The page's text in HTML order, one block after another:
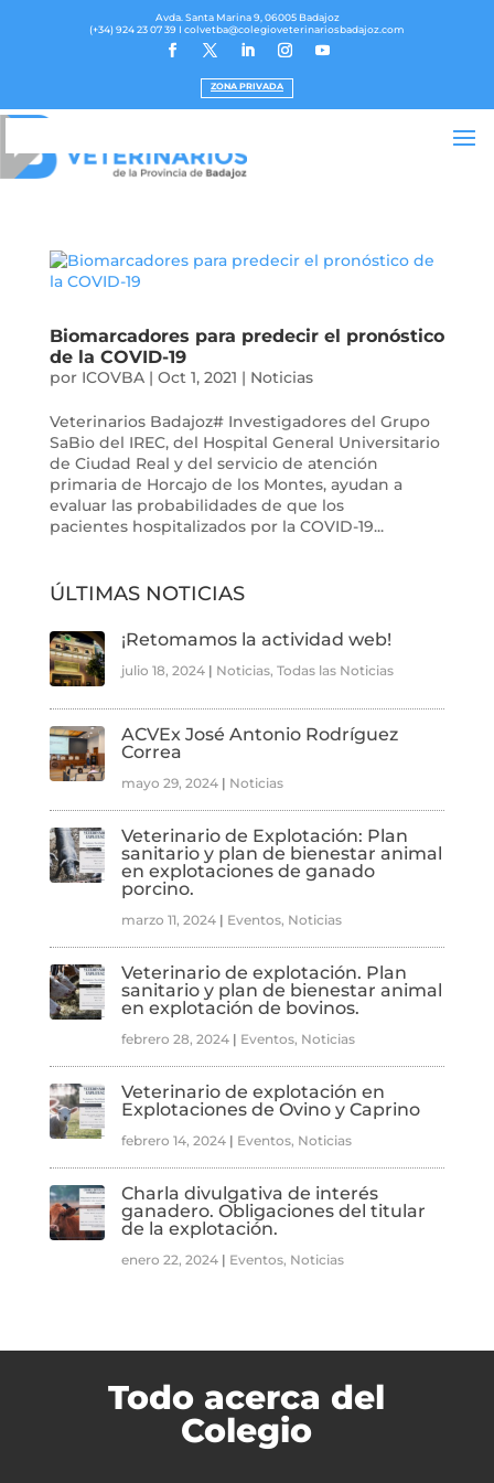
Avda. Santa Marina 9, 06005 Badajoz
(+34) 924 23 07 39 I colvetba@colegioveterinariosbadajoz.com
ZONA PRIVADA
Biomarcadores para predecir el pronóstico
de la COVID-19
por ICOVBA| Oct 1, 2021 | Noticias
Veterinarios Badajoz# Investigadores del Grupo
SaBio del IREC, del Hospital General Universitario
de Ciudad Real y del servicio de atención
primaria de Horcajo de los Montes, ayudan a
evaluar las probabilidades de que los
pacientes hospitalizados por la COVID-19...
ÚLTIMAS NOTICIAS
¡Retomamos la actividad web!
julio 18, 2024| Noticias, Todas las Noticias
ACVEx José Antonio Rodríguez
Correa
mayo 29, 2024| Noticias
Veterinario de Explotación: Plan
sanitario y plan de bienestar animal
en explotaciones de ganado
porcino.
marzo 11, 2024| Eventos, Noticias
Veterinario de explotación. Plan
sanitario y plan de bienestar animal
en explotación de bovinos.
febrero 28, 2024| Eventos, Noticias
Veterinario de explotación en
Explotaciones de Ovino y Caprino
febrero 14, 2024| Eventos, Noticias
Charla divulgativa de interés
ganadero. Obligaciones del titular
de la explotación.
enero 22, 2024| Eventos, Noticias
Todo acerca del
Colegio